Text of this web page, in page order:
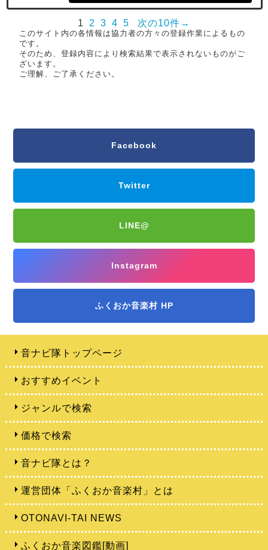
1 2 3 4 5 次の10件→
このサイト内の各情報は協力者の方々の登録作業によるもの
です。
そのため、登録内容により検索結果で表示されないものがご
ざいます。
ご理解、ご了承ください。
Facebook
Twitter
LINE@
Instagram
ふくおか音楽村 HP
音ナビ隊トップページ
おすすめイベント
ジャンルで検索
価格で検索
音ナビ隊とは？
運営団体「ふくおか音楽村」とは
OTONAVI-TAI NEWS
ふくおか音楽図鑑[動画]